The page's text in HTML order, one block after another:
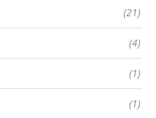
(21)
(4)
(1)
(1)